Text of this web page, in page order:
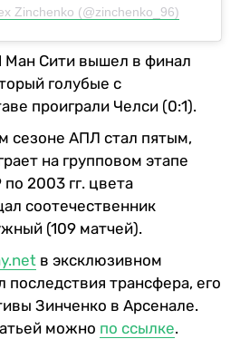
Zinchenko (@zinchenko_96)
Ман Сити вышел в финал
голубые с
проиграли Челси (0:1).
сезоне АПЛ стал пятым,
на групповом этапе
2003 гг. цвета
соотечественник
(109 матчей).
в эксклюзивном
последствия трансфера, его
Зинченко в Арсенале.
можно по ссылке.